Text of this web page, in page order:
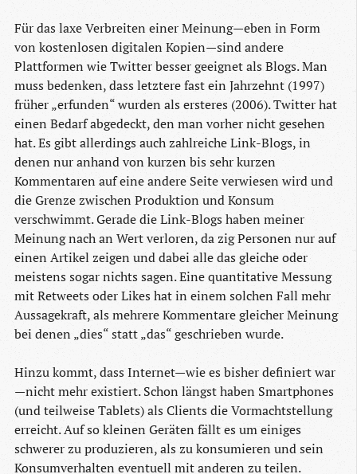
Für das laxe Verbreiten einer Meinung—eben in Form
von kostenlosen digitalen Kopien—sind andere
Plattformen wie Twitter besser geeignet als Blogs. Man
muss bedenken, dass letztere fast ein Jahrzehnt (1997)
früher „erfunden“ wurden als ersteres (2006). Twitter hat
einen Bedarf abgedeckt, den man vorher nicht gesehen
hat. Es gibt allerdings auch zahlreiche Link-Blogs, in
denen nur anhand von kurzen bis sehr kurzen
Kommentaren auf eine andere Seite verwiesen wird und
die Grenze zwischen Produktion und Konsum
verschwimmt. Gerade die Link-Blogs haben meiner
Meinung nach an Wert verloren, da zig Personen nur auf
einen Artikel zeigen und dabei alle das gleiche oder
meistens sogar nichts sagen. Eine quantitative Messung
mit Retweets oder Likes hat in einem solchen Fall mehr
Aussagekraft, als mehrere Kommentare gleicher Meinung
bei denen „dies“ statt „das“ geschrieben wurde.
Hinzu kommt, dass Internet—wie es bisher definiert war
—nicht mehr existiert. Schon längst haben Smartphones
(und teilweise Tablets) als Clients die Vormachtstellung
erreicht. Auf so kleinen Geräten fällt es um einiges
schwerer zu produzieren, als zu konsumieren und sein
Konsumverhalten eventuell mit anderen zu teilen.